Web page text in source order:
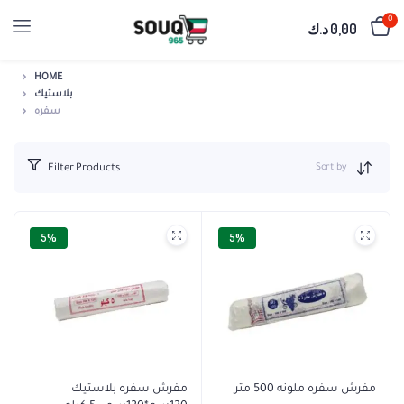
0,00د.ك 0
HOME
بلاستيك
سفره
Filter Products Sort by
5%
مفرش سفره بلاستيك
5%
مفرش سفره ملونه 500 متر